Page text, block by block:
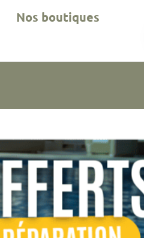
Nos boutiques